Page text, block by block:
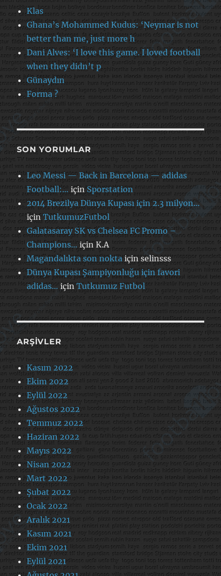
Klas
Ghana’s Mohammed Kudus: ‘Neymar is not
better than me, just more h
Dani Alves: ‘I love this game. I loved football
when they didn’t p
Günaydın
Forma ?
SON YORUMLAR
Leo Messi — Back in Barcelona — adidas
Football:… içinSporstation
2014 Brezilya Dünya Kupası için 2.3 milyon…
içinTutkumuzFutbol
Galatasaray SK vs Chelsea FC Promo –
Champions…içinK.A
Magandalıkta son noktaiçinselinsss
Dünya Kupası Şampiyonluğu için favori
adidas… içinTutkumuz Futbol
ARŞIVLER
Kasım 2022
Ekim 2022
Eylül 2022
Ağustos 2022
Temmuz 2022
Haziran 2022
Mayıs 2022
Nisan 2022
Mart 2022
Şubat 2022
Ocak 2022
Aralık 2021
Kasım 2021
Ekim 2021
Eylül 2021